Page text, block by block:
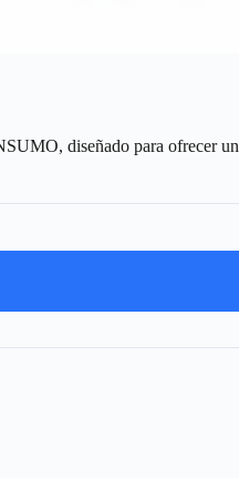
diseñado para ofrecer un